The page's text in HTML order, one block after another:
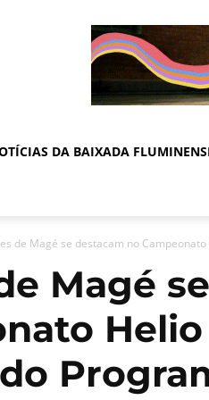
DA BAIXADA
de Magé se destacam no
Magé
Helio